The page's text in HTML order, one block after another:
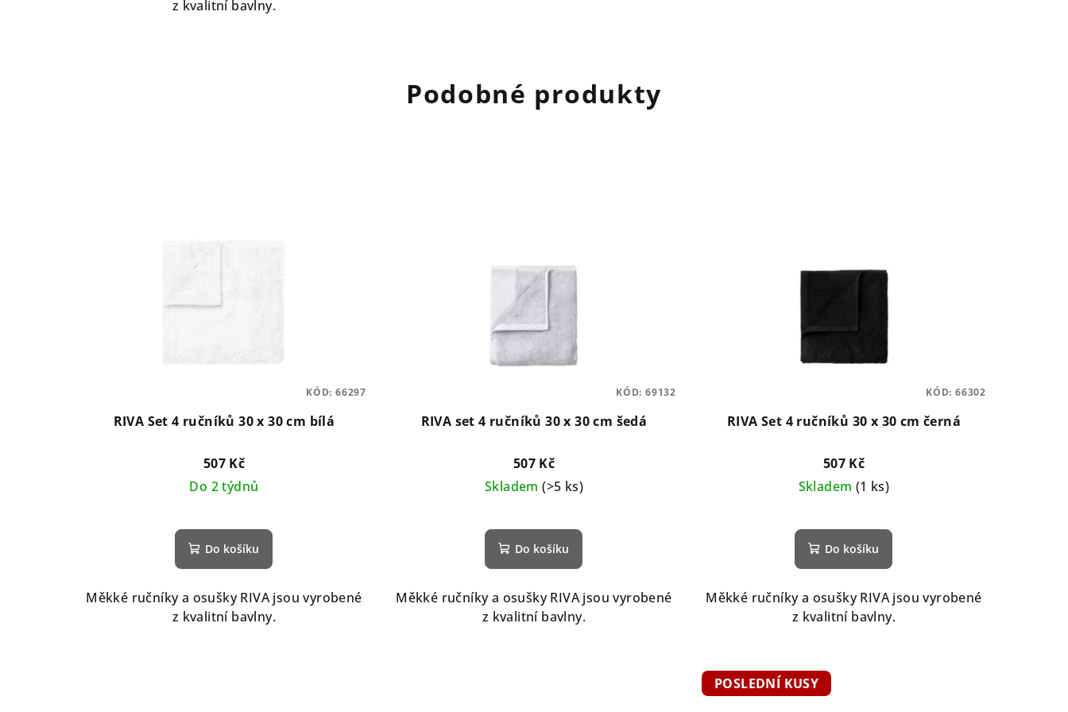
z kvalitní bavlny.
Podobné produkty
RIVA Set 4 ručníků 30 x 30 cm bílá
507 Kč
Do 2 týdnů
Do košíku
Měkké ručníky a osušky RIVA jsou vyrobené
z kvalitní bavlny.
KÓD: 66297
RIVA set 4 ručníků 30 x 30 cm šedá
507 Kč
Skladem(>5 ks)
hodnocení
produktu
je
5,0
z
Do košíku
Měkké ručníky a osušky RIVA jsou vyrobené
z kvalitní bavlny.
KÓD: 69132
RIVA Set 4 ručníků 30 x 30 cm černá
507 Kč
Skladem (1 ks)
Do košíku
Měkké ručníky a osušky RIVA jsou vyrobené
z kvalitní bavlny.
KÓD: 66302
POSLEDNÍ KUSY